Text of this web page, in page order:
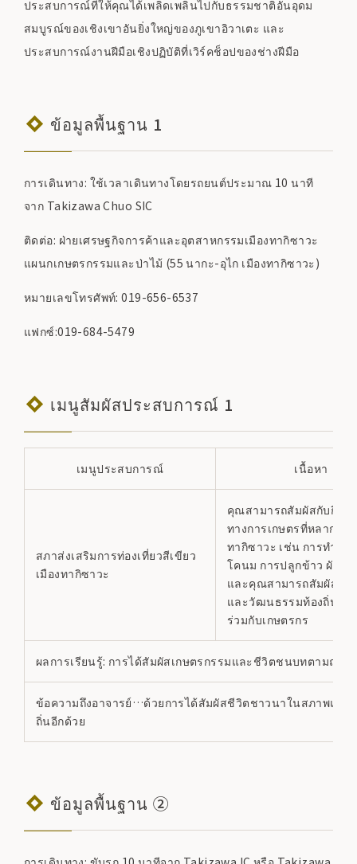
ประสบการณ์ที่ให้คุณได้เพลิดเพลินไปกับธรรมชาติอันอุดม
สมบูรณ์ของเชิงเขาอันยิ่งใหญ่ของภูเขาอิวาเตะ และ
ประสบการณ์งานฝีมือเชิงปฏิบัติที่เวิร์คช็อปของช่างฝีมือ
ข้อมูลพื้นฐาน 1
การเดินทาง: ใช้เวลาเดินทางโดยรถยนต์ประมาณ 10 นาที
จาก Takizawa Chuo SIC
ติดต่อ: ฝ่ายเศรษฐกิจการค้าและอุตสาหกรรมเมืองทากิซาวะ
แผนกเกษตรกรรมและป่าไม้ (55 นากะ-อุไก เมืองทากิซาวะ)
หมายเลขโทรศัพท์: 019-656-6537
แฟกซ์:019-684-5479
เมนูสัมผัสประสบการณ์ 1
เมนูประสบการณ์ เนื้อหา
สภาส่งเสริมการท่องเที่ยวสีเขียว
เมืองทากิซาวะ
คุณสามารถสัมผัสกับกิจก
ทางการเกษตรที่หลากหล
ทากิซาวะ เช่น การทำฟา
โคนม การปลูกข้าว ผัก แ
และคุณสามารถสัมผัสกับ
และวัฒนธรรมท้องถิ่นจา
ร่วมกับเกษตรกร
ผลการเรียนรู้: การได้สัมผัสเกษตรกรรมและชีวิตชนบทตามฤดู
ข้อความถึงอาจารย์…ด้วยการได้สัมผัสชีวิตชาวนาในสภาพแวด
ถิ่นอีกด้วย
ข้อมูลพื้นฐาน ②